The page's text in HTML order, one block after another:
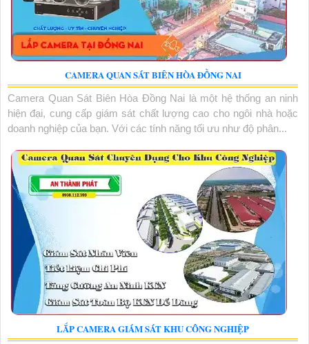
CAMERA QUAN SÁT BIÊN HÒA ĐỒNG NAI
Camera Quan Sát Biên Hòa Đồng Nai là một hệ thống an ninh
hiện đại, cung cấp giám sát chất lượng cao cho ngôi nhà hoặc
doanh nghiệp của bạn. Với các tính năng tối ưu như độ phân...
LẮP CAMERA GIÁM SÁT KHU CÔNG NGHIỆP